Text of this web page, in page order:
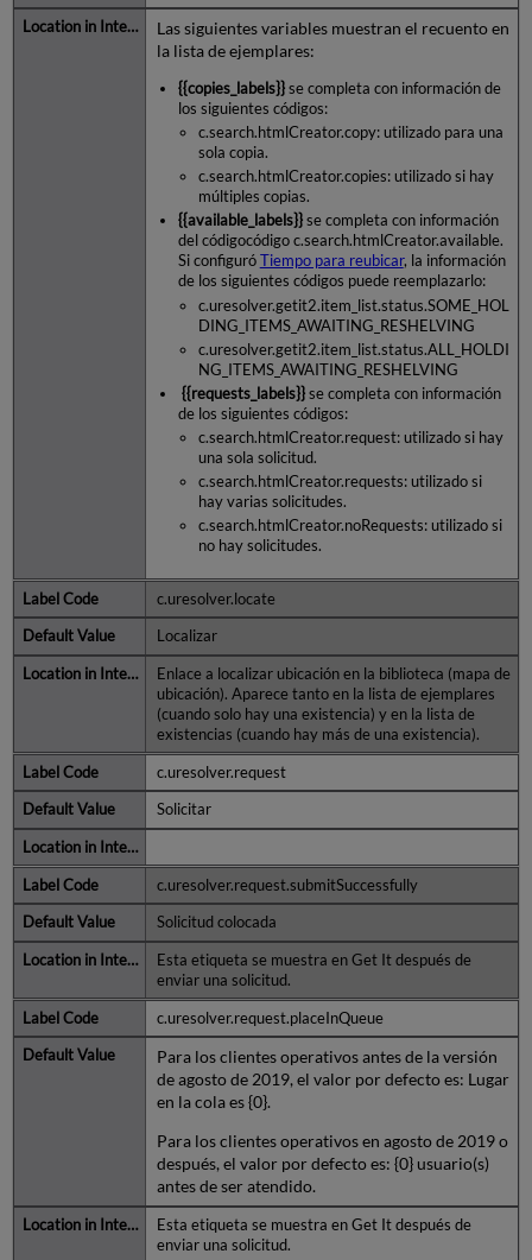
Las siguientes variables muestran el recuento en
la lista de ejemplares:
{{copies_labels}}se completa con información de
los siguientes códigos:
c.search.htmlCreator.copy: utilizado para una
sola copia.
c.search.htmlCreator.copies: utilizado si hay
múltiples copias.
{{available_labels}}se completa con información
del códigocódigo c.search.htmlCreator.available.
Si configuró Tiempo para reubicar, la información
de los siguientes códigos puede reemplazarlo:
c.uresolver.getit2.item_list.status.SOME_HOL
DING_ITEMS_AWAITING_RESHELVING
c.uresolver.getit2.item_list.status.ALL_HOLDI
NG_ITEMS_AWAITING_RESHELVING
{{requests_labels}}se completa con información
de los siguientes códigos:
c.search.htmlCreator.request: utilizado si hay
una sola solicitud.
c.search.htmlCreator.requests: utilizado si
hay varias solicitudes.
c.search.htmlCreator.noRequests: utilizado si
no hay solicitudes.
c.uresolver.locate
Localizar
Enlace a localizar ubicación en la biblioteca (mapa de
ubicación). Aparece tanto en la lista de ejemplares
(cuando solo hay una existencia) y en la lista de
existencias (cuando hay más de una existencia).
c.uresolver.request
Solicitar
c.uresolver.request.submitSuccessfully
Solicitud colocada
Esta etiqueta se muestra en Get It después de
enviar una solicitud.
c.uresolver.request.placeInQueue
Para los clientes operativos antes de la versión
de agosto de 2019, el valor por defecto es: Lugar
en la cola es {0}.
Para los clientes operativos en agosto de 2019 o
después, el valor por defecto es:{0} usuario(s)
antes de ser atendido.
Esta etiqueta se muestra en Get It después de
enviar una solicitud.